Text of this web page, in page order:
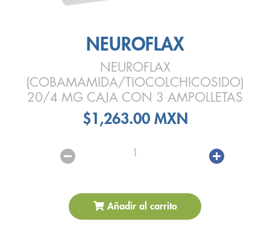
NEUROFLAX
NEUROFLAX
(COBAMAMIDA/TIOCOLCHICOSIDO)
20/4 MG CAJA CON 3 AMPOLLETAS
$1,263.00 MXN
1
Añadir al carrito